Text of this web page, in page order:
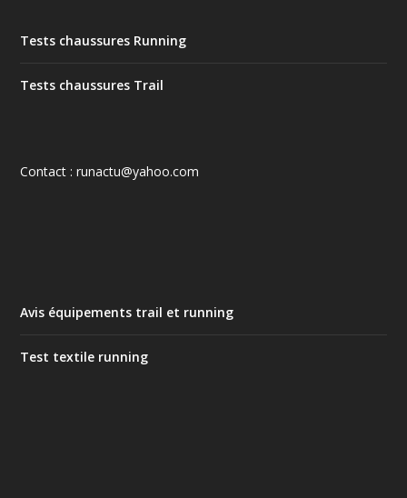
Tests chaussures Running
Tests chaussures Trail
Contact : runactu@yahoo.com
Avis équipements trail et running
Test textile running